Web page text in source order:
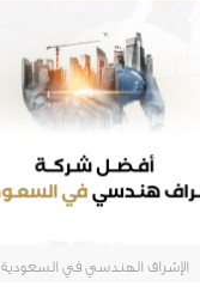
الإشراف الهندسي في السعودية